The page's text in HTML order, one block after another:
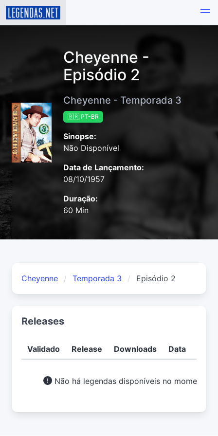
Cheyenne -
Episódio 2
Cheyenne - Temporada 3
🇧🇷 PT-BR
Sinopse:
Não Disponível
Data de Lançamento:
08/10/1957
Duração:
60 Min
Cheyenne Temporada 3 Episódio 2
Releases
Validado Release Downloads Data
Não há legendas disponíveis no momento.